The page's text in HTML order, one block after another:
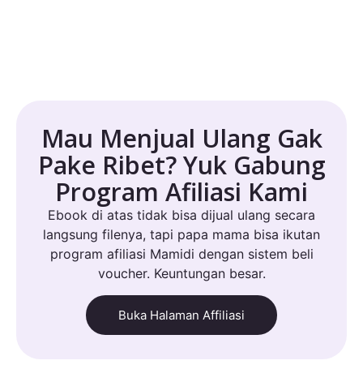
Mau Menjual Ulang Gak
Pake Ribet? Yuk Gabung
Program Afiliasi Kami
Ebook di atas tidak bisa dijual ulang secara
langsung filenya, tapi papa mama bisa ikutan
program afiliasi Mamidi dengan sistem beli
voucher. Keuntungan besar.
Buka Halaman Affiliasi